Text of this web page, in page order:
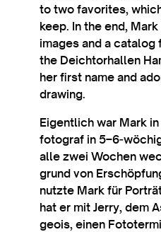
to two favor­ites,
keep. In the end,
images and a cata­log
the Deicht­orhal­len
her first name and
drawing.
Eigent­lich war Mark
fo­to­graf in
alle zwei Wochen
grund von
nutzte Mark für
hat er mit Jerry, dem
geois, ein­en